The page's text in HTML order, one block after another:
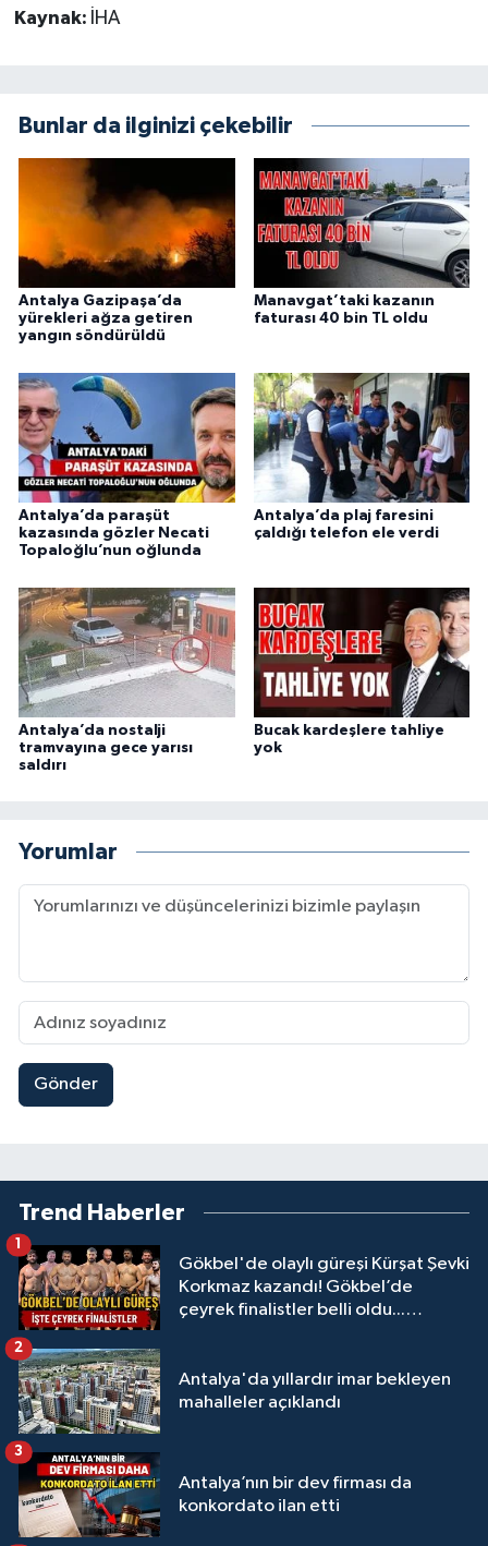
Kaynak: İHA
Bunlar da ilginizi çekebilir
Antalya Gazipaşa’da
yürekleri ağza getiren
yangın söndürüldü
Manavgat’taki kazanın
faturası 40 bin TL oldu
Antalya’da paraşüt
kazasında gözler Necati
Topaloğlu’nun oğlunda
Antalya’da plaj faresini
çaldığı telefon ele verdi
Antalya’da nostalji
tramvayına gece yarısı
saldırı
Bucak kardeşlere tahliye
yok
Yorumlar
Gönder
Trend Haberler
Gökbel'de olaylı güreşi Kürşat Şevki
Korkmaz kazandı! Gökbel’de
çeyrek finalistler belli oldu...
1
Antalya'da yıllardır imar bekleyen
mahalleler açıklandı
2
Antalya’nın bir dev firması da
konkordato ilan etti
3